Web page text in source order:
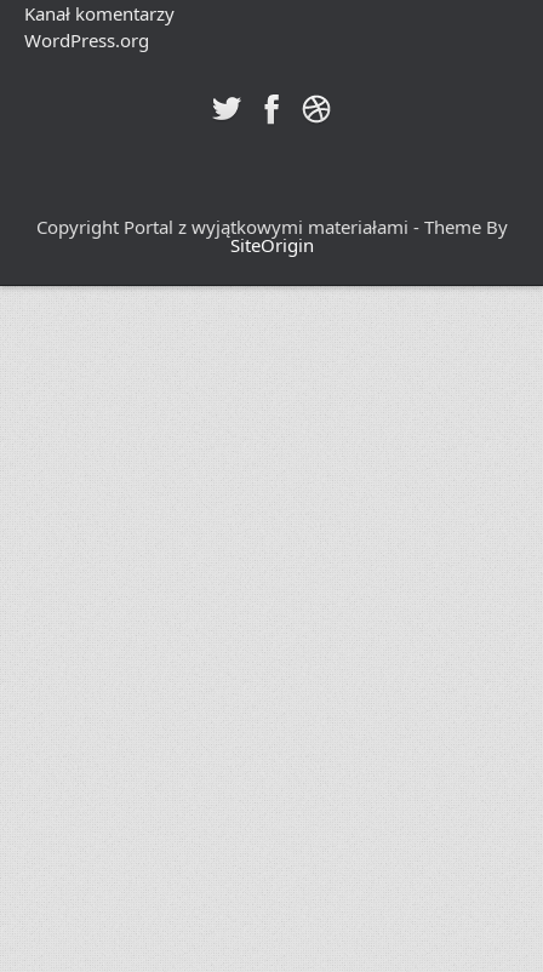
Kanał komentarzy
WordPress.org
Copyright Portal z wyjątkowymi materiałami - Theme By
SiteOrigin